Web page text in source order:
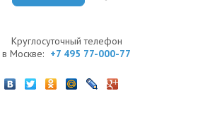
Круглосуточный телефон
в Москве: +7 495 77-000-77